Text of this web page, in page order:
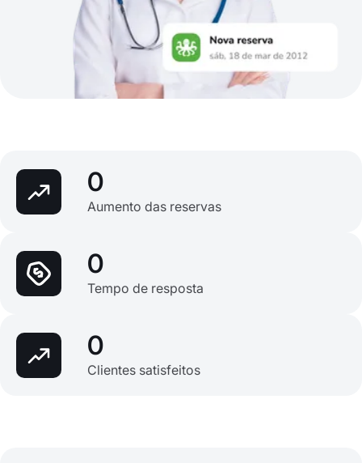
0
Aumento das reservas
0
Tempo de resposta
0
Clientes satisfeitos